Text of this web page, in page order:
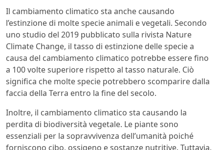
Il cambiamento climatico sta anche causando
l’estinzione di molte specie animali e vegetali. Secondo
uno studio del 2019 pubblicato sulla rivista Nature
Climate Change, il tasso di estinzione delle specie a
causa del cambiamento climatico potrebbe essere fino
a 100 volte superiore rispetto al tasso naturale. Ciò
significa che molte specie potrebbero scomparire dalla
faccia della Terra entro la fine del secolo.
Inoltre, il cambiamento climatico sta causando la
perdita di biodiversità vegetale. Le piante sono
essenziali per la sopravvivenza dell’umanità poiché
forniscono cibo, ossigeno e sostanze nutritive. Tuttavia,